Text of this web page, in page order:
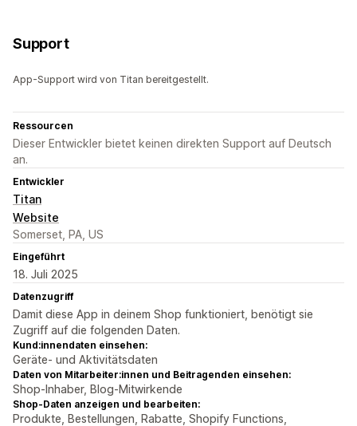
Support
App-Support wird von Titan bereitgestellt.
Ressourcen
Dieser Entwickler bietet keinen direkten Support auf Deutsch
an.
Entwickler
Titan
Website
Somerset, PA, US
Eingeführt
18. Juli 2025
Datenzugriff
Damit diese App in deinem Shop funktioniert, benötigt sie
Zugriff auf die folgenden Daten.
Kund:innendaten einsehen:
Geräte- und Aktivitätsdaten
Daten von Mitarbeiter:innen und Beitragenden einsehen:
Shop-Inhaber, Blog-Mitwirkende
Shop-Daten anzeigen und bearbeiten:
Produkte, Bestellungen, Rabatte, Shopify Functions,